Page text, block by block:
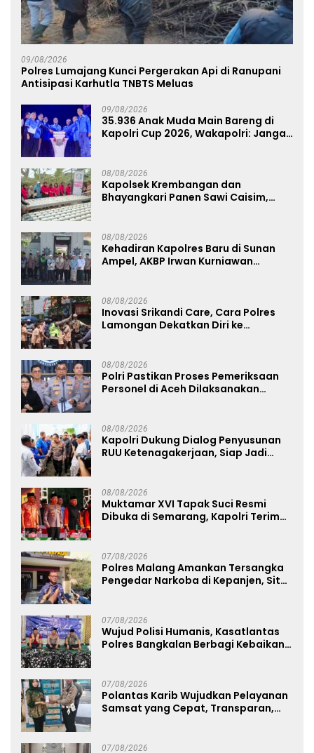
09/08/2026
Polres Lumajang Kunci Pergerakan Api di Ranupani
Antisipasi Karhutla TNBTS Meluas
09/08/2026
35.936 Anak Muda Main Bareng di
Kapolri Cup 2026, Wakapolri: Jangan
08/08/2026
Kapolsek Krembangan dan
Bhayangkari Panen Sawi Caisim,
08/08/2026
Kehadiran Kapolres Baru di Sunan
Ampel, AKBP Irwan Kurniawan
08/08/2026
Inovasi Srikandi Care, Cara Polres
Lamongan Dekatkan Diri ke
08/08/2026
Polri Pastikan Proses Pemeriksaan
Personel di Aceh Dilaksanakan
08/08/2026
Kapolri Dukung Dialog Penyusunan
RUU Ketenagakerjaan, Siap Jadi
08/08/2026
Muktamar XVI Tapak Suci Resmi
Dibuka di Semarang, Kapolri Terima
07/08/2026
Polres Malang Amankan Tersangka
Pengedar Narkoba di Kepanjen, Sita
07/08/2026
Wujud Polisi Humanis, Kasatlantas
Polres Bangkalan Berbagi Kebaikan
07/08/2026
Polantas Karib Wujudkan Pelayanan
Samsat yang Cepat, Transparan,
07/08/2026